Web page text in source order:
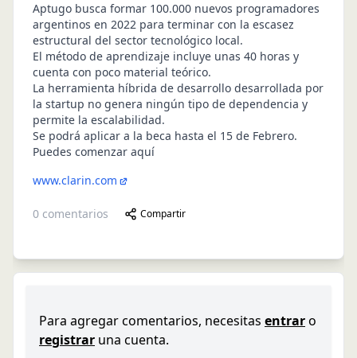
Aptugo busca formar 100.000 nuevos programadores
argentinos en 2022 para terminar con la escasez
estructural del sector tecnológico local.
El método de aprendizaje incluye unas 40 horas y
cuenta con poco material teórico.
La herramienta híbrida de desarrollo desarrollada por
la startup no genera ningún tipo de dependencia y
permite la escalabilidad.
Se podrá aplicar a la beca hasta el 15 de Febrero.
Puedes comenzar aquí
www.clarin.com
0 comentarios Compartir
Para agregar comentarios, necesitas entraro
registrar una cuenta.